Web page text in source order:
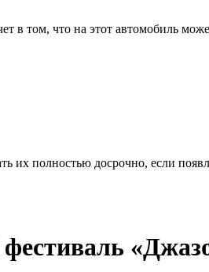
в том, что на этот автомобиль
полностью досрочно, если